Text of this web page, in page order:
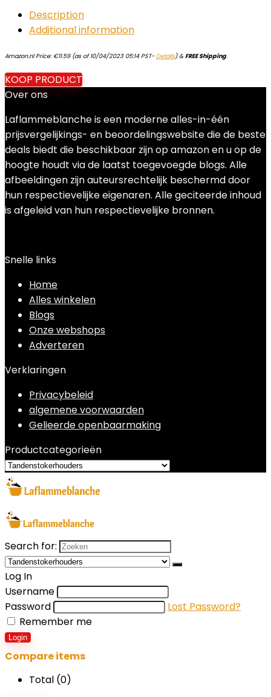
Description
Additional information
Amazon.nl Price: €11.59(as of 10/04/2023 05:14 PST-Details)&FREE Shipping.
KOOP PRODUCT
Over ons
Laflammeblanche is een moderne alles-in-één
prijsvergelijkings- en beoordelingswebsite die de beste
deals biedt die beschikbaar zijn op amazon en u op de
hoogte houdt via de laatst toegevoegde blogs. Alle
afbeeldingen zijn auteursrechtelijk beschermd door
hun respectievelijke eigenaren. Alle geciteerde inhoud
is afgeleid van hun respectievelijke bronnen.
Snelle links
Home
Alles winkelen
Blogs
Onze webshops
Adverteren
Verklaringen
Privacybeleid
algemene voorwaarden
Gelieerde openbaarmaking
Productcategorieën
Search for:
Log In
Username
Password
Lost Password?
Remember me
Login
Compare items
Total (0)